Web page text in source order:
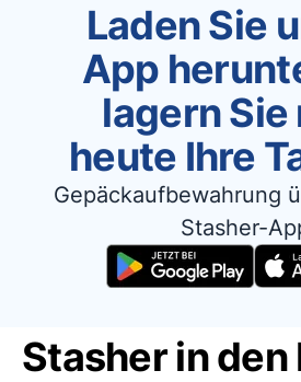
Laden Sie
App
lagern Sie
heute Ihre
Gepäckaufbewahrung
Stasher-
Stasher in